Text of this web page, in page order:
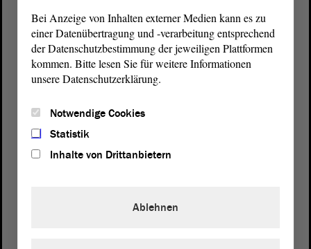
Postanschrift
Bei Anzeige von Inhalten externer Medien kann es zu
einer Datenübertragung und -verarbeitung entsprechend
der Datenschutzbestimmung der jeweiligen Plattformen
kommen. Bitte lesen Sie für weitere Informationen
unsere Datenschutzerklärung.
Notwendige Cookies
Statistik
Inhalte von Drittanbietern
Ablehnen